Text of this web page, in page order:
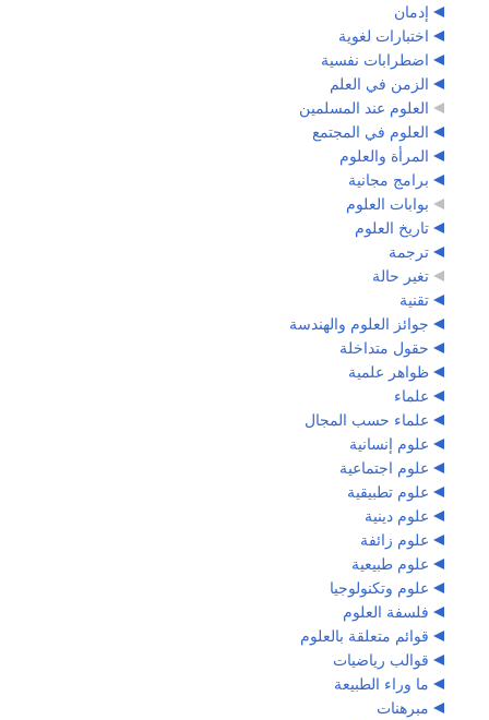
إدمان
اختبارات لغوية
اضطرابات نفسية
الزمن في العلم
العلوم عند المسلمين
العلوم في المجتمع
المرأة والعلوم
برامج مجانية
بوابات العلوم
تاريخ العلوم
ترجمة
تغير حالة
تقنية
جوائز العلوم والهندسة
حقول متداخلة
ظواهر علمية
علماء
علماء حسب المجال
علوم إنسانية
علوم اجتماعية
علوم تطبيقية
علوم دينية
علوم زائفة
علوم طبيعية
علوم وتكنولوجيا
فلسفة العلوم
قوائم متعلقة بالعلوم
قوالب رياضيات
ما وراء الطبيعة
مبرهنات